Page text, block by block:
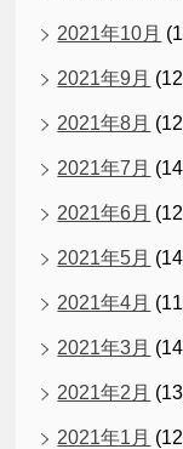
2021年10月
2021年9月
2021年8月
2021年7月
2021年6月
2021年5月
2021年4月
2021年3月
2021年2月
2021年1月